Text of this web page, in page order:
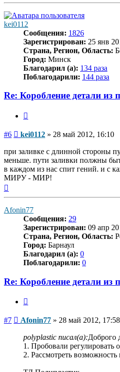
kei0112
Сообщения: 1826
Зарегистрирован: 25 янв
Страна, Регион, Область:
Город: Минск
Благодарил (а): 134 раза
Поблагодарили: 144 раза
Re: Коробление детали из
#6 Сообщение
kei0112 » 28 май 2012, 16:10
при заливке с длинной стороны
меньше. пути заливки полжны
в каждом из нас спит гений. и с
МИРУ - МИР!
Afonin77
Сообщения: 29
Зарегистрирован: 09 апр
Страна, Регион, Область:
Город: Барнаул
Благодарил (а): 0
Поблагодарили: 0
Re: Коробление детали из
#7 Сообщение
Afonin77 » 28 май 2012, 17:58
polyplastic писал(а):Доброго
1. Пробовали регулировать
2. Рассмотреть возможность